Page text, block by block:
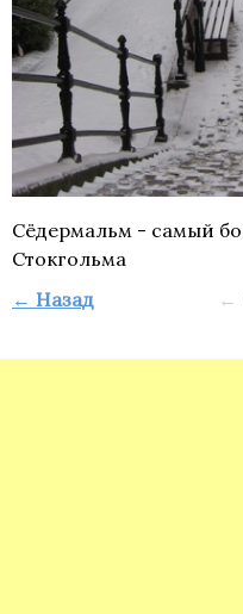
Сёдермальм - самый
Стокгольма
← Назад
←